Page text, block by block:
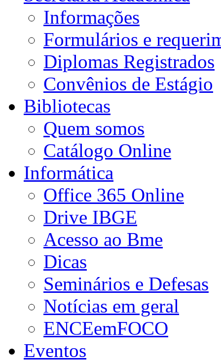
Informações
Formulários e
Diplomas Registrados
Convênios de Estágio
Bibliotecas
Quem somos
Catálogo Online
Informática
Office 365 Online
Drive IBGE
Acesso ao Bme
Dicas
Seminários e Defesas
Notícias em geral
ENCEemFOCO
Eventos